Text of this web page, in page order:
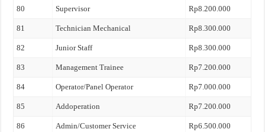
80 Supervisor Rp8.200.000
81 Technician Mechanical Rp8.300.000
82 Junior Staff Rp8.300.000
83 Management Trainee Rp7.200.000
84 Operator/Panel Operator Rp7.000.000
85 Addoperation Rp7.200.000
86 Admin/Customer Service Rp6.500.000